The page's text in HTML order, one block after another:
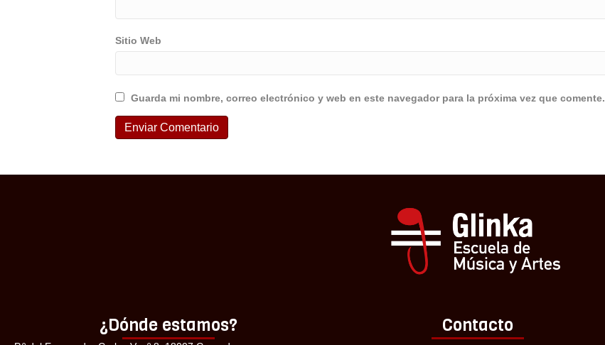
Sitio Web
Guarda mi nombre, correo electrónico y web en este navegador para la próxima vez que comente.
¿Dónde estamos? Contacto